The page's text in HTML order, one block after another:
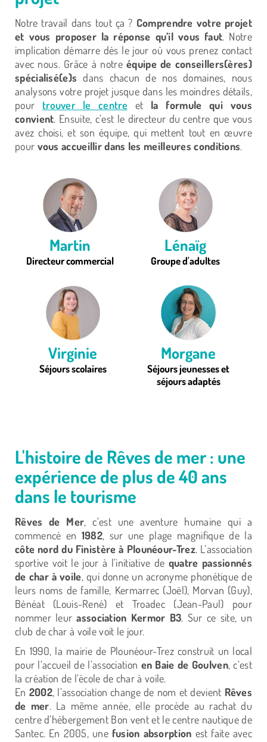
Notre travail dans tout ça ? Comprendre votre projet
et vous proposer la réponse qu’il vous faut. Notre
implication démarre dès le jour où vous prenez contact
avec nous. Grâce à notreéquipe de conseillers(ères)
spécialisé(e)s dans chacun de nos domaines, nous
analysons votre projet jusque dans les moindres détails,
pour trouver le centre et la formule qui vous
convient. Ensuite, c’est le directeur du centre que vous
avez choisi, et son équipe, qui mettent tout en œuvre
pour vous accueillir dans les meilleures conditions.
Martin
Directeur commercial
Lénaïg
Groupe d'adultes
Virginie
Séjours scolaires
Morgane
Séjours jeunesses et
séjours adaptés
L'histoire de Rêves de mer : une
expérience de plus de 40 ans
dans le tourisme
Rêves de Mer, c’est une aventure humaine qui a
commencé en 1982, sur une plage magnifique de la
côte nord du Finistère à Plounéour-Trez. L’association
sportive voit le jour à l’initiative de quatre passionnés
de char à voile, qui donne un acronyme phonétique de
leurs noms de famille, Kermarrec (Joël), Morvan (Guy),
Bénéat (Louis-René) et Troadec (Jean-Paul) pour
nommer leurassociation Kermor B3. Sur ce site, un
club de char à voile voit le jour.
En 1990, la mairie de Plounéour-Trez construit un local
pour l’accueil de l’association en Baie de Goulven, c’est
la création de l’école de char à voile.
En 2002, l’association change de nom et devient Rêves
de mer. La même année, elle procède au rachat du
centre d’hébergement Bon vent et le centre nautique de
Santec. En 2005, une fusion absorption est faite avec